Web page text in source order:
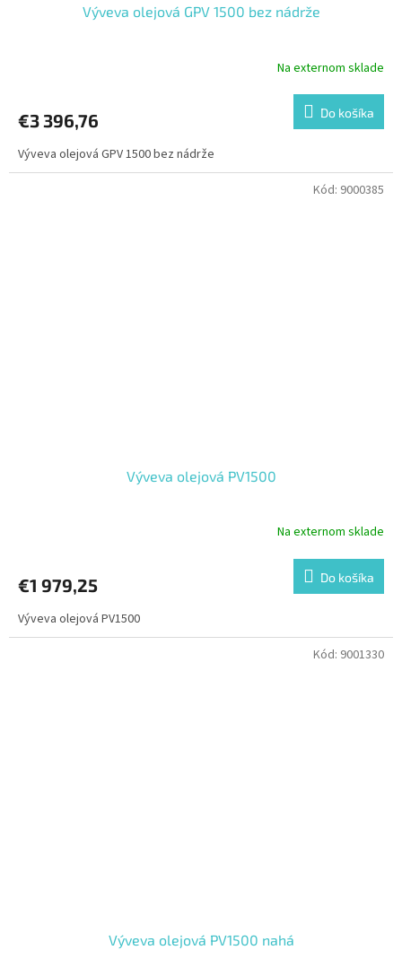
Výveva olejová GPV 1500 bez nádrže
Na externom sklade
€3 396,76 Do košíka
Výveva olejová GPV 1500 bez nádrže
Výveva olejová PV1500
Na externom sklade
€1 979,25 Do košíka
Výveva olejová PV1500
Kód: 9000385
Výveva olejová PV1500 nahá
Kód: 9001330